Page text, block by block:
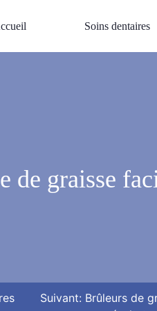
Soins dentaires
de graisse
Suivant: Brûleurs de